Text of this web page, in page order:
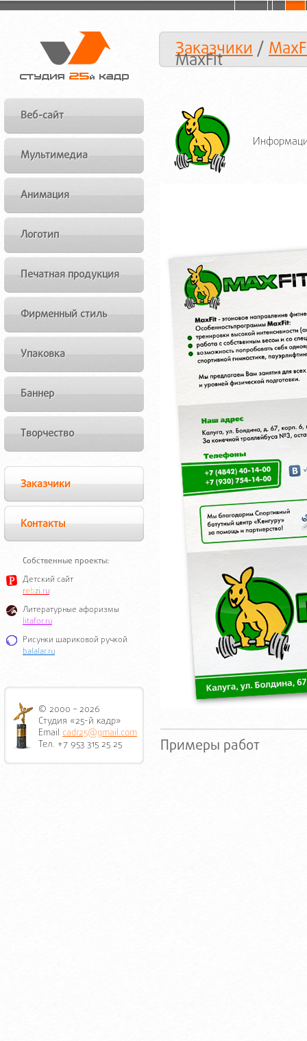
Заказчики/
MaxFit
Веб-сайт
Мультимедиа
Анимация
Логотип
Печатная продукция
Фирменный стиль
Упаковка
Баннер
Творчество
Заказчики
Контакты
Собственные проекты:
Детский сайт
rebzi.ru
Литературные афоризмы
litafor.ru
Рисунки шариковой ручкой
balalar.ru
© 2000 – 2026
Студия «25-й кадр»
Email cadr25@gmail.com
Тел. +7 953 315 25 25
Примеры работ